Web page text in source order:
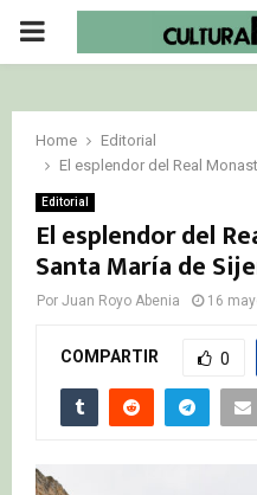
PRIMARY
Home
Editorial
El esplendor del Real
Editorial
El esplendor del
Santa María de
Por Juan Royo Abenia 16
COMPARTIR 0